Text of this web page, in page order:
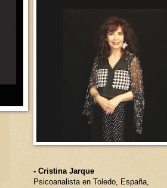
- Cristina Jarque
Psicoanalista en Toledo, España,